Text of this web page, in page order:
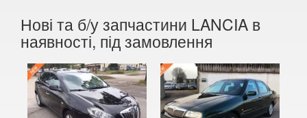
FORD
HONDA keyboard_arrow_down
HYUNDAI keyboard_arrow_down
Нові та б/у запчастини LANCIA в
наявності, під замовлення